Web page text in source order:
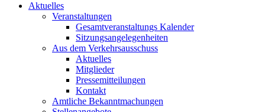
Aktuelles
Veranstaltungen
Gesamtveranstaltungs Kalender
Sitzungsangelegenheiten
Aus dem Verkehrsausschuss
Aktuelles
Mitglieder
Pressemitteilungen
Kontakt
Amtliche Bekanntmachungen